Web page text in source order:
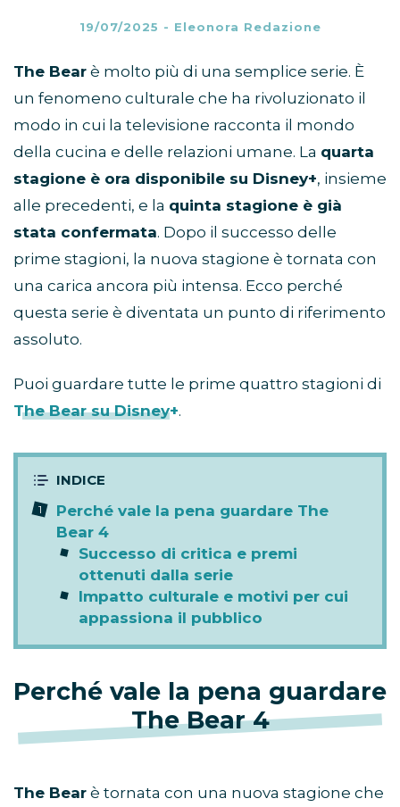
19/07/2025 - Eleonora Redazione
The Bear è molto più di una semplice serie. È
un fenomeno culturale che ha rivoluzionato il
modo in cui la televisione racconta il mondo
della cucina e delle relazioni umane. La quarta
stagione è ora disponibile su Disney+, insieme
alle precedenti, e la quinta stagione è già
stata confermata. Dopo il successo delle
prime stagioni, la nuova stagione è tornata con
una carica ancora più intensa. Ecco perché
questa serie è diventata un punto di riferimento
assoluto.
Puoi guardare tutte le prime quattro stagioni di
The Bear su Disney+.
Perché vale la pena guardare The
Bear 4
Successo di critica e premi
ottenuti dalla serie
Impatto culturale e motivi per cui
appassiona il pubblico
Perché vale la pena guardare
The Bear 4
The Bear è tornata con una nuova stagione che